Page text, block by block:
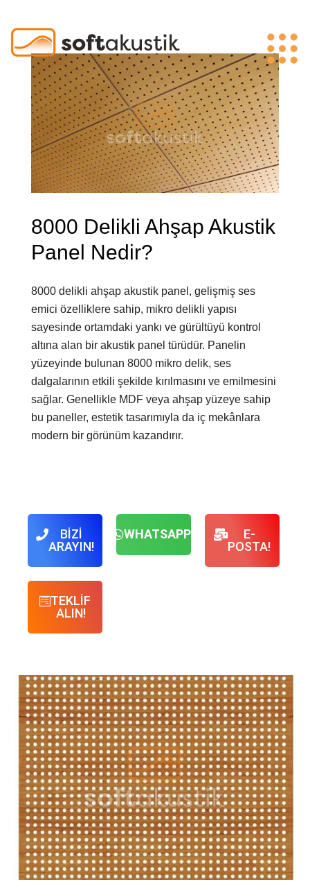
8000 Delikli Ahşap Akustik
Panel Nedir?
8000 delikli ahşap akustik panel, gelişmiş ses
emici özelliklere sahip, mikro delikli yapısı
sayesinde ortamdaki yankı ve gürültüyü kontrol
altına alan bir akustik panel türüdür. Panelin
yüzeyinde bulunan 8000 mikro delik, ses
dalgalarının etkili şekilde kırılmasını ve emilmesini
sağlar. Genellikle MDF veya ahşap yüzeye sahip
bu paneller, estetik tasarımıyla da iç mekânlara
modern bir görünüm kazandırır.
BİZİ
ARAYIN!
WHATSAPP!
E-
POSTA!
TEKLİF
ALIN!